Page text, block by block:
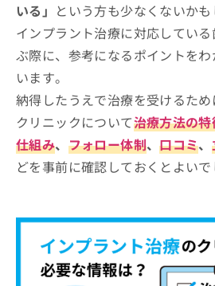
LiCOファミリー歯科
ヒロデンタルオフィス
いな歯科クリニック
審美歯科ティーススタジオ
岡崎デンタルオフィス
東岡崎ジョイ歯科
ウイングタウン歯科クリニッ
岸本歯科
【インプラント治療につい
にこれを知ってから治療
いる」 という方も少なくないかも
インプラント治療に対応してい
ぶ際に、参考になるポイントを
います。
納得したうえで治療を受けるた
クリニックについて治療方法の特
仕組み、 フォロー体制、口コミ、
どを事前に確認しておくとよいで